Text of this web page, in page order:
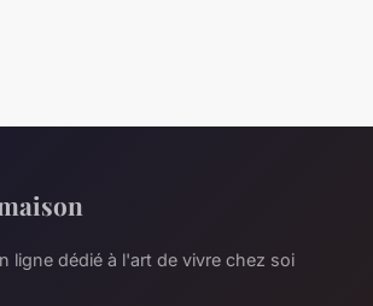
ligne dédié à l'art de vivre chez soi